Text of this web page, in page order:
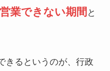
業できない期間 と
きるというのが、行政